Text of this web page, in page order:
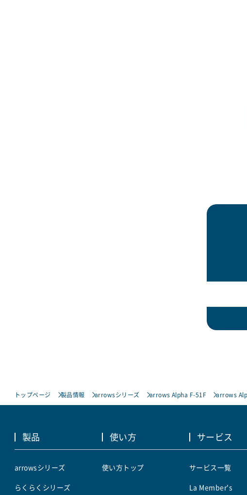
トップページ 製品情報 arrowsシリーズ arrows Alpha F-51F arrows
製品
arrowsシリーズ
らくらくシリーズ
使い方
使い方トップ
サービス
サービス一覧
La Member's